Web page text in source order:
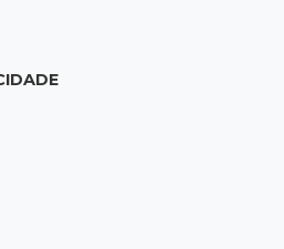
milhões
cresce 32% em MS e